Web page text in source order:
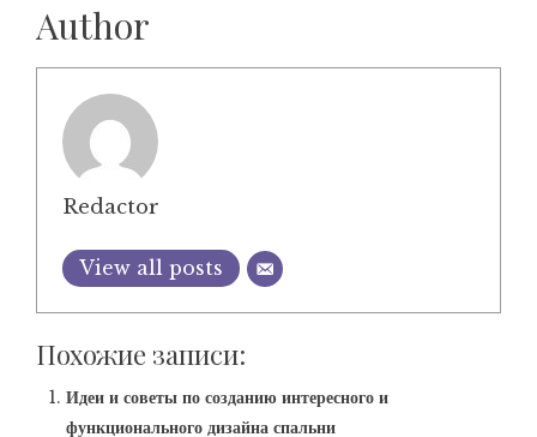
Author
Redactor
View all posts
Похожие записи:
Идеи и советы по созданию интересного и
функционального дизайна спальни